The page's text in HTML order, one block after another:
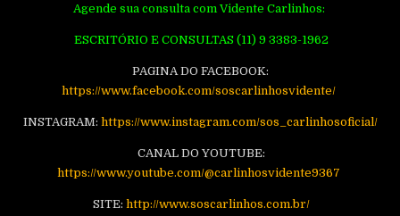
Agende sua consulta com Vidente Carlinhos:
ESCRITÓRIO E CONSULTAS (11) 9 3383-1962
PAGINA DO FACEBOOK:
https://www.facebook.com/soscarlinhosvidente/
INSTAGRAM: https://www.instagram.com/sos_carlinhosoficial/
CANAL DO YOUTUBE:
https://www.youtube.com/@carlinhosvidente9367
SITE: http://www.soscarlinhos.com.br/